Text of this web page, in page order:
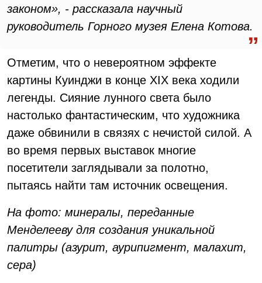
законом», - рассказала научный
руководитель Горного музея Елена Котова.
Отметим, что о невероятном эффекте
картины Куинджи в конце ХIХ века ходили
легенды. Сияние лунного света было
настолько фантастическим, что художника
даже обвинили в связях с нечистой силой. А
во время первых выставок многие
посетители заглядывали за полотно,
пытаясь найти там источник освещения.
На фото: минералы, переданные
Менделееву для создания уникальной
палитры (азурит, аурипигмент, малахит,
сера)